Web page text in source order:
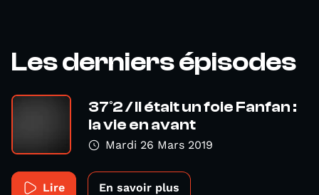
Les derniers épisodes
37°2 / Il était un foie Fanfan :
la vie en avant
Mardi 26 Mars 2019
Lire En savoir plus